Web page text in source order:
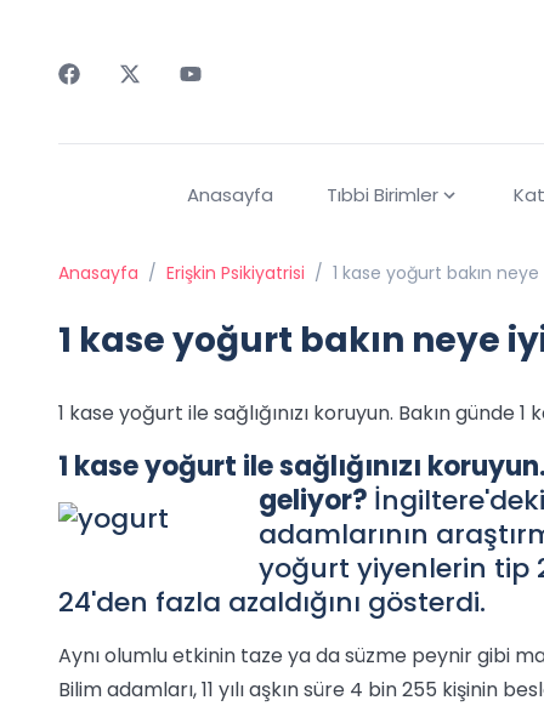
Anasayfa Tıbbi Birimler
Anasayfa / Erişkin Psikiyatrisi / 1 kase yoğurt bakın
1 kase yoğurt bakın neye
1 kase yoğurt ile sağlığınızı koruyun. Bakın günde
1 kase yoğurt ile sağlığınızı
geliyor?
adamlarının
yoğurt yiyenlerin tip
24'den fazla azaldığını gösterdi.
Aynı olumlu etkinin taze ya da süzme peynir gibi
Bilim adamları, 11 yılı aşkın süre 4 bin 255 kişinin